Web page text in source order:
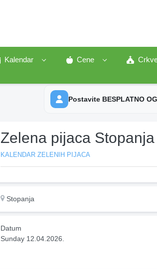
Kalendar Cene
Postavite BESPLATNO
Zelena pijaca
KALENDAR ZELENIH PIJACA
Stopanja
Datum
Sunday 12.04.2026.